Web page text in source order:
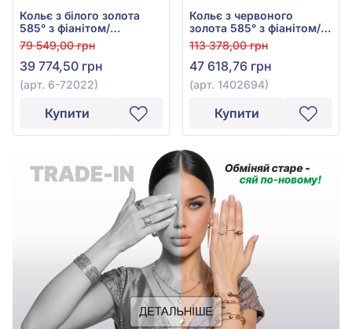
Кольє з білого золота
585° з фіанітом/
куб.цирконієм та синім
гідротермальним
сапфіром 0,36ct, арт. 6-
72022
79 549,00 грн
39 774,50 грн
(арт. 6-72022)
Купити
Кольє з червоного
золота 585° з фіанітом/
куб.цирконієм, арт.
1402694
113 378,00 грн
47 618,76 грн
(арт. 1402694)
Купити